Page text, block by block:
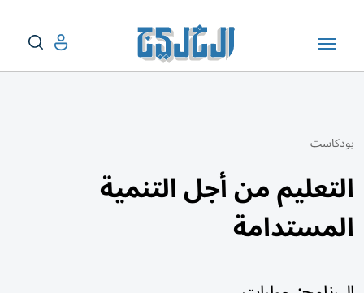
بودكاست
التعليم من أجل التنمية
المستدامة